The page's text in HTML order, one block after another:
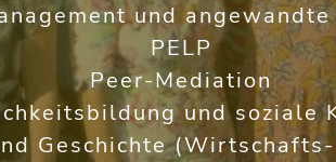
und
PELP
Peer-Mediation
und soziale
Geschichte